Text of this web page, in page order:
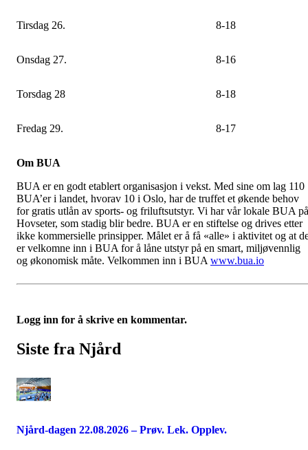
Tirsdag 26. 8-18
Onsdag 27. 8-16
Torsdag 28 8-18
Fredag 29. 8-17
Om BUA
BUA er en godt etablert organisasjon i vekst. Med sine om lag 110
BUA’er i landet, hvorav 10 i Oslo, har de truffet et økende behov
for gratis utlån av sports- og friluftsutstyr. Vi har vår lokale BUA på
Hovseter, som stadig blir bedre. BUA er en stiftelse og drives etter
ikke kommersielle prinsipper. Målet er å få «alle» i aktivitet og at
er velkomne inn i BUA for å låne utstyr på en smart, miljøvennlig
og økonomisk måte. Velkommen inn i BUA www.bua.io
Logg inn for å skrive en kommentar.
Siste fra Njård
Njård-dagen 22.08.2026 – Prøv. Lek. Opplev.